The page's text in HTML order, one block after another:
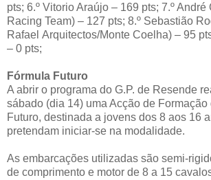
pts; 6.º Vitorio Araújo – 169 pts; 7.º
Racing Team) – 127 pts; 8.º Sebastião
Rafael Arquitectos/Monte Coelha) – 95
– 0 pts;
Fórmula Futuro
A abrir o programa do G.P. de Resende
sábado (dia 14) uma Acção de Formação
Futuro, destinada a jovens dos 8 aos 16
pretendam iniciar-se na modalidade.
As embarcações utilizadas são semi-
de comprimento e motor de 8 a 15